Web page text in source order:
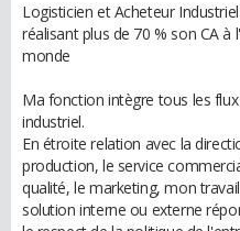
Logisticien et Acheteur
réalisant plus de 70 % son CA
monde
Ma fonction intègre tous les
industriel.
En étroite relation avec la
production, le service
qualité, le marketing, mon
solution interne ou externe